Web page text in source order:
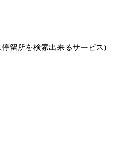
留所を検索出来るサービス)